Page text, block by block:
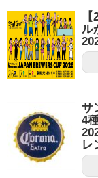
ル
サ
4
レ